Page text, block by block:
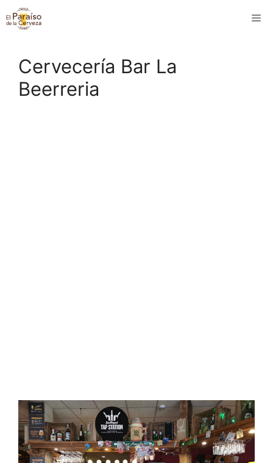
Saltar
al
Cervecería Bar La
Beerreria